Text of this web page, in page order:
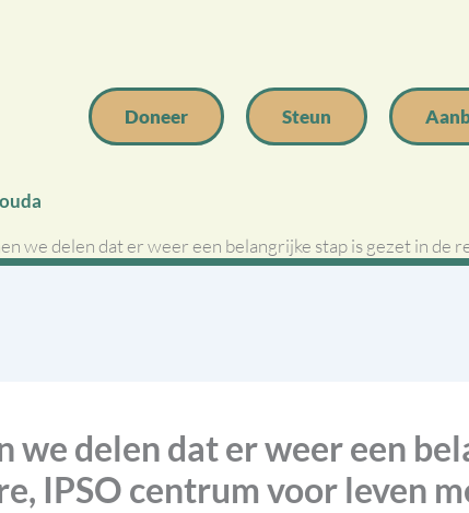
Doneer Steun
we delen dat er weer een belangrijke stap is gezet in de
we delen dat er weer een
IPSO centrum voor leven